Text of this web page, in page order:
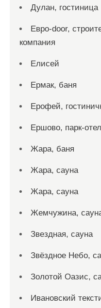
Дулан, гостиница
Евро-door,
компания
Елисей
Ермак, баня
Ерофей,
Ершово, парк-
Жара, баня
Жара, сауна
Жара, сауна
Жемчужина,
Звездная, сауна
Звёздное Небо,
Золотой Оазис,
Ивановский